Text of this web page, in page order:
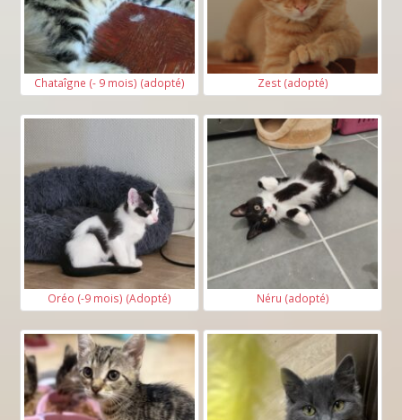
Chataîgne (- 9 mois) (adopté) Zest (adopté)
Oréo (-9 mois) (Adopté) Néru (adopté)